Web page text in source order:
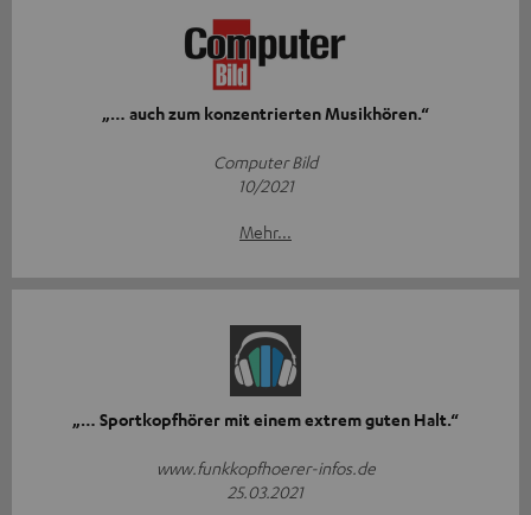
„… auch zum konzentrierten Musikhören.“
Computer Bild
10/2021
Mehr...
„… Sportkopfhörer mit einem extrem guten Halt.“
www.funkkopfhoerer-infos.de
25.03.2021